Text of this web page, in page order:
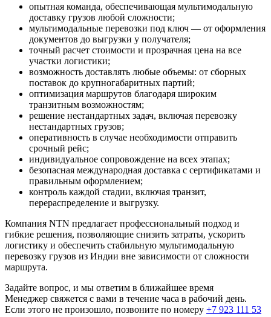
опытная команда, обеспечивающая мультимодальную
доставку грузов любой сложности;
мультимодальные перевозки под ключ — от оформления
документов до выгрузки у получателя;
точный расчет стоимости и прозрачная цена на все
участки логистики;
возможность доставлять любые объемы: от сборных
поставок до крупногабаритных партий;
оптимизация маршрутов благодаря широким
транзитным возможностям;
решение нестандартных задач, включая перевозку
нестандартных грузов;
оперативность в случае необходимости отправить
срочный рейс;
индивидуальное сопровождение на всех этапах;
безопасная международная доставка с сертификатами и
правильным оформлением;
контроль каждой стадии, включая транзит,
перераспределение и выгрузку.
Компания NTN предлагает профессиональный подход и
гибкие решения, позволяющие снизить затраты, ускорить
логистику и обеспечить стабильную мультимодальную
перевозку грузов из Индии вне зависимости от сложности
маршрута.
Задайте вопрос, и мы ответим в ближайшее время
Менеджер свяжется с вами в течение часа в рабочий день.
Если этого не произошло, позвоните по номеру +7 923 111 53